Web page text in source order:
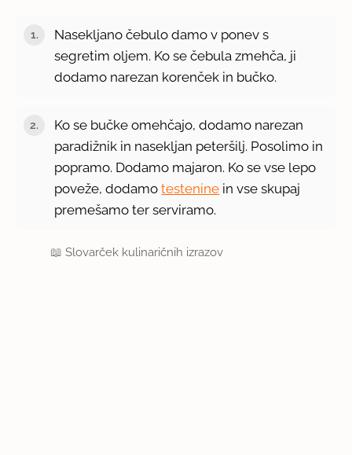
Nasekljano čebulo damo v ponev s
segretim oljem. Ko se čebula zmehča, ji
dodamo narezan korenček in bučko.
Ko se bučke omehčajo, dodamo narezan
paradižnik in nasekljan peteršilj. Posolimo in
popramo. Dodamo majaron. Ko se vse lepo
poveže, dodamotestenine in vse skupaj
premešamo ter serviramo.
📖Slovarček kulinaričnih izrazov